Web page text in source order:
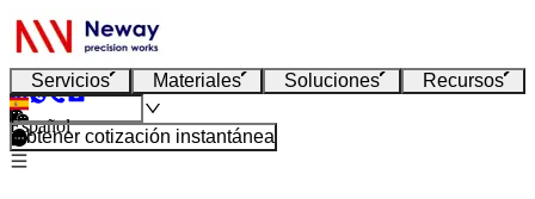
Servicios Materiales Soluciones Recursos
Español
Obtener cotización instantánea